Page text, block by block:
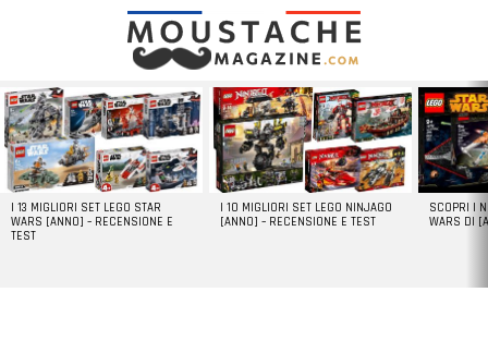
LATEST
STORIES
I 13 MIGLIORI SET LEGO STAR
WARS [ANNO] – RECENSIONE E
TEST
I 10 MIGLIORI SET LEGO NINJAGO
[ANNO] – RECENSIONE E TEST
SCOPRI I
WARS DI